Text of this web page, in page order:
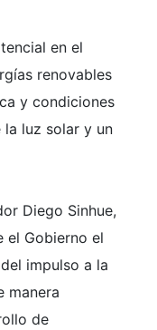
en el
renovables
y condiciones
luz solar y un
Diego Sinhue,
el Gobierno el
impulso a la
manera
de